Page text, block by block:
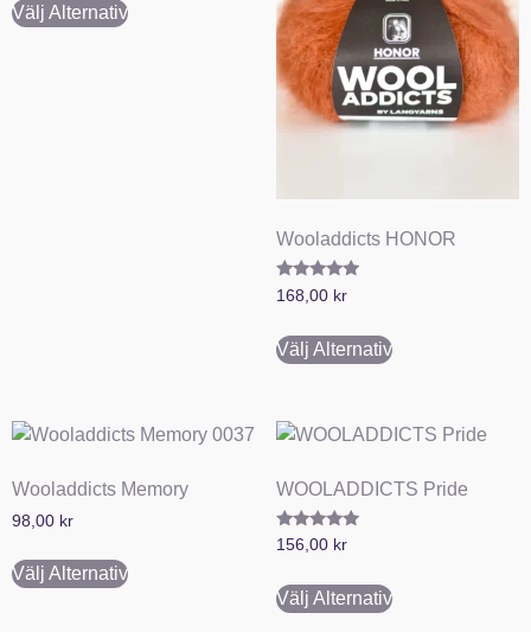
Välj Alternativ
Wooladdicts HONOR
Betygsatt
5.00
168,00 kr
Välj Alternativ
Wooladdicts Memory
98,00 kr
Välj Alternativ
WOOLADDICTS Pride
Betygsatt
156,00 kr
Välj Alternativ